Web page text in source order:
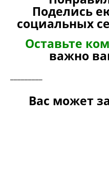
Поделись
социальных
Оставьте
важно
Вас может